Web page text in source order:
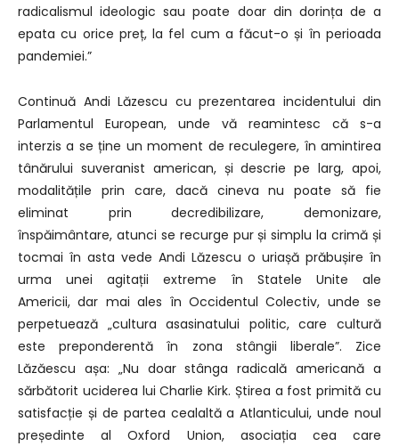
radicalismul ideologic sau poate doar din dorința de a
epata cu orice preț, la fel cum a făcut-o și în perioada
pandemiei.”
Continuă Andi Lăzescu cu prezentarea incidentului din
Parlamentul European, unde vă reamintesc că s-a
interzis a se ține un moment de reculegere, în amintirea
tânărului suveranist american, și descrie pe larg, apoi,
modalitățile prin care, dacă cineva nu poate să fie
eliminat prin decredibilizare, demonizare,
înspăimântare, atunci se recurge pur și simplu la crimă și
tocmai în asta vede Andi Lăzescu o uriașă prăbușire în
urma unei agitații extreme în Statele Unite ale
Americii, dar mai ales în Occidentul Colectiv, unde se
perpetuează „cultura asasinatului politic, care cultură
este preponderentă în zona stângii liberale”. Zice
Lăzăescu așa: „Nu doar stânga radicală americană a
sărbătorit uciderea lui Charlie Kirk. Știrea a fost primită cu
satisfacție și de partea cealaltă a Atlanticului, unde noul
președinte al Oxford Union, asociația cea care